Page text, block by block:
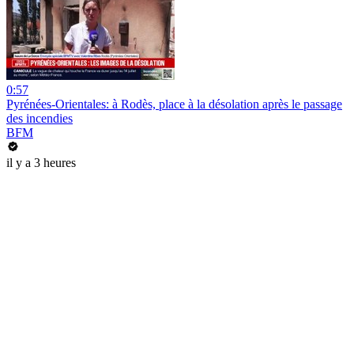
0:57
Pyrénées-Orientales: à Rodès, place à la désolation après le passage
des incendies
BFM
il y a 3 heures